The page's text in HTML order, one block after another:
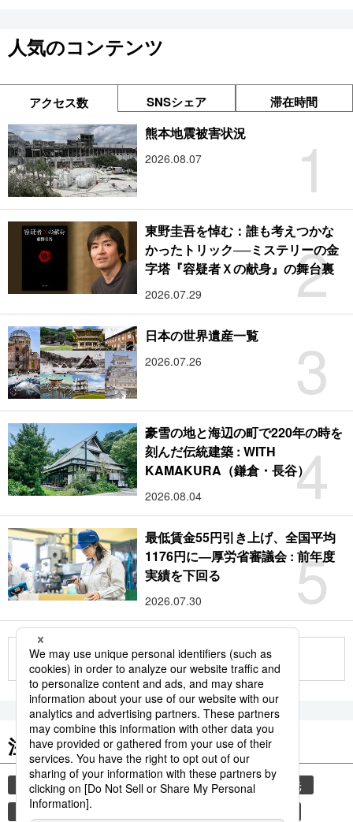
人気のコンテンツ
アクセス数 SNSシェア 滞在時間
1
熊本地震被害状況
2026.08.07
2
東野圭吾を悼む：誰も考えつかな
かったトリック──ミステリーの金
字塔『容疑者Ｘの献身』の舞台裏
2026.07.29
3
日本の世界遺産一覧
2026.07.26
4
豪雪の地と海辺の町で220年の時を
刻んだ伝統建築 : WITH
KAMAKURA（鎌倉・長谷）
2026.08.04
5
最低賃金55円引き上げ、全国平均
1176円に―厚労省審議会 : 前年度
実績を下回る
2026.07.30
もっと見る
注目のキーワード
共同通信ニュース 気象・災害 災害
観光
気象庁
津波